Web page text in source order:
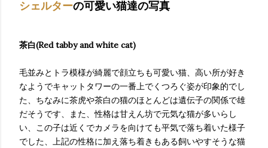
シェルターの可愛い猫達の写真
茶白(Red tabby and white cat)
毛並みとトラ模様が綺麗で顔立ちも可愛い猫、高い所が好き
なようでキャットタワーの一番上でくつろぐ姿が印象的でし
た、ちなみに茶虎や茶白の猫のほとんどは遺伝子の関係で雄
だそうです、また、性格は甘えん坊で元気な猫が多いらし
い、この子は近くでカメラを向けても平気で落ち着いた様子
でした、上記の性格に加え落ち着きもある飼いやすそうな猫